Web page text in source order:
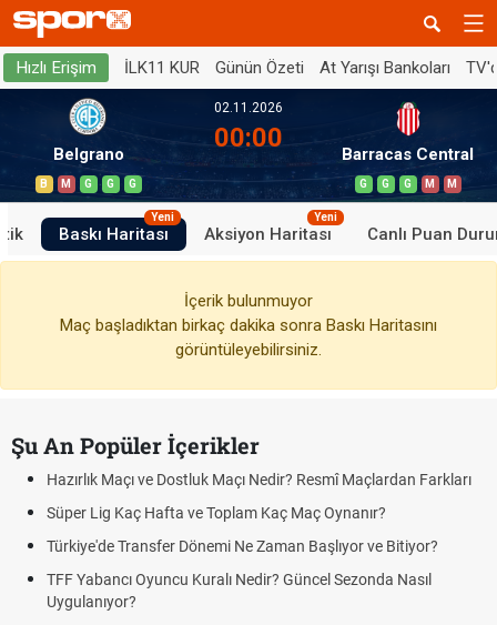
Hızlı Erişim İLK11 KUR Günün Özeti At Yarışı Bankoları
Belgrano
B M G G G
02.11.2026
00:00
Barracas Central
G G G M M
Baskı Haritası
Yeni
Aksiyon Haritası
Yeni
Canlı Puan
İçerik bulunmuyor
Maç başladıktan birkaç dakika sonra Baskı Haritasını
görüntüleyebilirsiniz.
Şu An Popüler İçerikler
Hazırlık Maçı ve Dostluk Maçı Nedir? Resmî Maçlardan Farkları
Süper Lig Kaç Hafta ve Toplam Kaç Maç Oynanır?
Türkiye'de Transfer Dönemi Ne Zaman Başlıyor ve Bitiyor?
TFF Yabancı Oyuncu Kuralı Nedir? Güncel Sezonda Nasıl
Uygulanıyor?